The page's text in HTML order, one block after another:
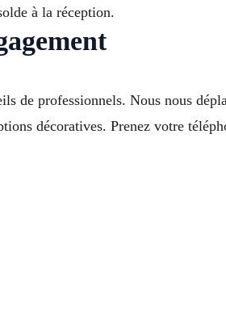
à la réception.
de professionnels. Nous nous
décoratives. Prenez votre